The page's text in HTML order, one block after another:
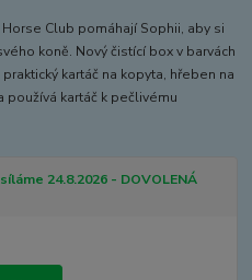
Club pomáhají Sophii, aby si
koně. Nový čistící box v barvách
kartáč na kopyta, hřeben na
používá kartáč k pečlivému
24.8.2026 - DOVOLENÁ